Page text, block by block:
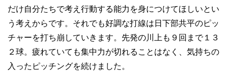
だけ自分たちで考え行動する能力を身につけてほしいとい
う考えからです。それでも好調な打線は日下部共平のピッ
チャーを打ち崩していきます。先発の川上も９回まで１３
２球。疲れていても集中力が切れることはなく、気持ちの
入ったピッチングを続けました。